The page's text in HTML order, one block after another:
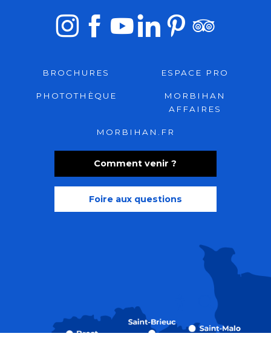
Recherche
Comment venir ?
Foire aux questions
BROCHURES ESPACE PRO
PHOTOTHÈQUE
MORBIHAN
AFFAIRES
MORBIHAN.FR